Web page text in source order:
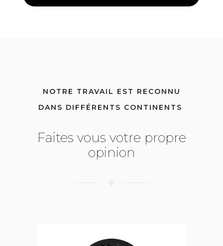
NOTRE TRAVAIL EST RECONNU
DANS DIFFÉRENTS CONTINENTS
Faites vous votre propre
opinion